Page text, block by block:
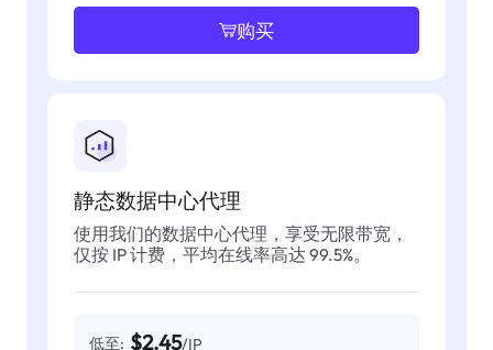
购买
静态数据中心代理
使用我们的数据中心代理，享受无限带宽，
仅按 IP 计费，平均在线率高达 99.5%。
低至: $2.45/IP